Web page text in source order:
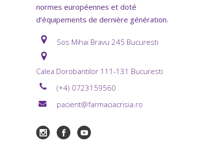
normes européennes et doté
d’équipements de dernière génération.
Sos Mihai Bravu 245 Bucuresti
Calea Dorobantilor 111-131 Bucuresti
(+4) 0723159560
pacient@farmaciacrisia.ro